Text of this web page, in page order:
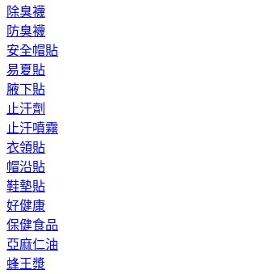
除臭襪
防臭襪
安全帽貼
易夏貼
腋下貼
止汗劑
止汗噴霧
衣領貼
帽沿貼
鞋墊貼
好健康
保健食品
亞麻仁油
蜂王漿